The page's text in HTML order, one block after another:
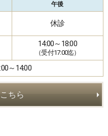
午後
休診
14:00～18:00
（受付17:00迄）
～14:00
ちら